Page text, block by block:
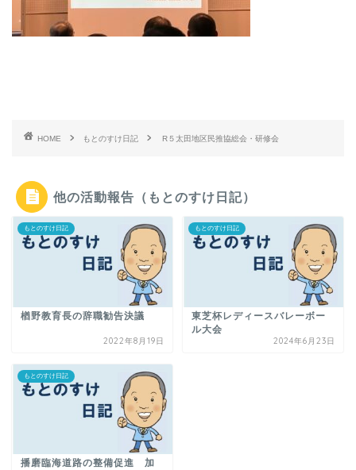
HOME もとのすけ日記 R５太田地区民推協総会・研修会
他の活動報告（もとのすけ日記）
もとのすけ日記
楢野教育長の辞職勧告決議
2022年8月19日
もとのすけ日記
東芝杯レディースバレーボー
ル大会
2024年6月23日
もとのすけ日記
播磨臨海道路の整備促進 加